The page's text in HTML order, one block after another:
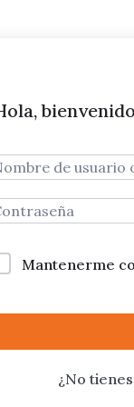
Mantenerme
¿No